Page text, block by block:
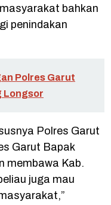
bahkan
penindakan
Polres Garut
Longsor
Polres Garut
Garut Bapak
membawa Kab.
juga mau